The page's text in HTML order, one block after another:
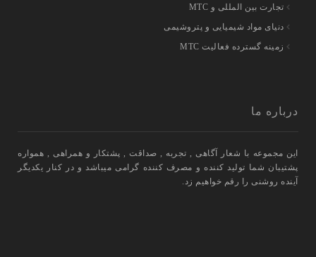
تجارت بین المللی و MTC
دنیای مواد شیمیایی و پتروشیمی
زمینه گسترده فعالیت MTC
درباره ما
این مجموعه با شعار آگاهی , تجربه , صداقت , پشتکار و همراهی , همواره
پشتیبان شما تولید کننده و مصرف کننده گرامی میباشد و در کنار یکدیگر
آینده روشنی را رقم خواهیم زد.